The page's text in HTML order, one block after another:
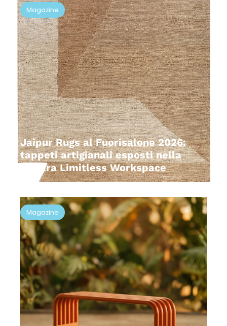
Magazine
Jaipur Rugs al Fuorisalone 2026:
tappeti artigianali esposti nella
mostra Limitless Workspace
Magazine